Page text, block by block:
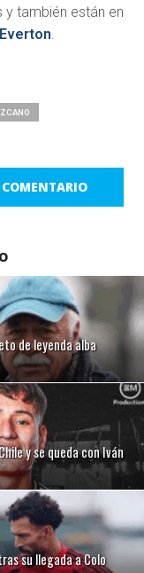
y también están en
Everton.
de leyenda alba
y se queda con Iván
su llegada a Colo